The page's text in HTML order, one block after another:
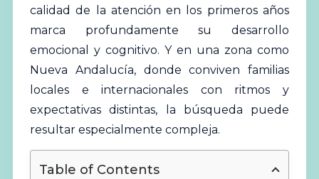
calidad de la atención en los primeros años
marca profundamente su desarrollo
emocional y cognitivo. Y en una zona como
Nueva Andalucía, donde conviven familias
locales e internacionales con ritmos y
expectativas distintas, la búsqueda puede
resultar especialmente compleja.
Table of Contents